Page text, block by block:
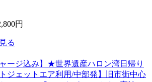
円
る
ャージ込み】★世界遺産ハロン湾日帰り
ジェットエア利用/中部発】旧市街中心